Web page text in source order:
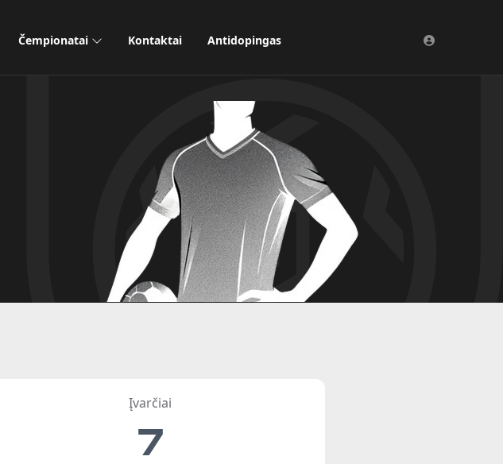
Čempionatai Kontaktai Antidopingas
Įvarčiai
7